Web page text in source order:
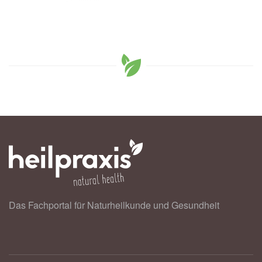
Das Fachportal für Naturheilkunde und Gesundheit